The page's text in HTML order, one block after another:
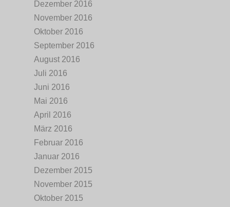
Dezember 2016
November 2016
Oktober 2016
September 2016
August 2016
Juli 2016
Juni 2016
Mai 2016
April 2016
März 2016
Februar 2016
Januar 2016
Dezember 2015
November 2015
Oktober 2015